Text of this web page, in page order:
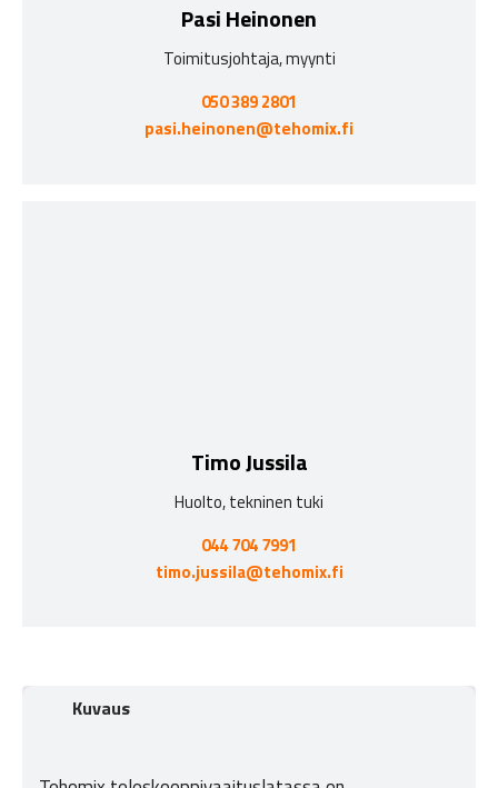
Pasi Heinonen
Toimitusjohtaja, myynti
050 389 2801
pasi.heinonen@tehomix.fi
Timo Jussila
Huolto, tekninen tuki
044 704 7991
timo.jussila@tehomix.fi
Kuvaus